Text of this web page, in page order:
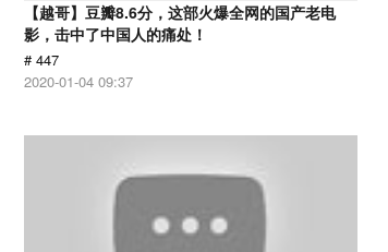
【越哥】豆瓣8.6分，这部火爆全网的国产老电
影，击中了中国人的痛处！
# 447
2020-01-04 09:37